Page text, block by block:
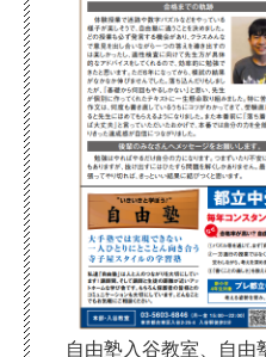
自由塾入谷教室、自由